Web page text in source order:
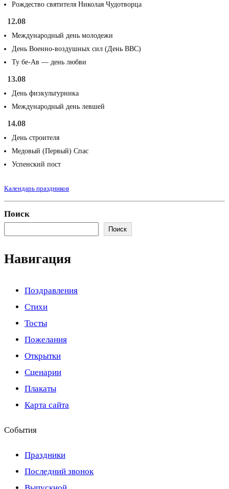
Рождество святителя Николая Чудотворца
12.08
Международный день молодежи
День Военно-воздушных сил (День ВВС)
Ту бе-Ав — день любви
13.08
День физкультурника
Международный день левшей
14.08
День строителя
Медовый (Первый) Спас
Успенский пост
Календарь праздников
Поиск
Поиск
Навигация
Поздравления
Стихи
Тосты
Пожелания
Открытки
Сценарии
Плакаты
Карта сайта
События
Праздники
Последний звонок